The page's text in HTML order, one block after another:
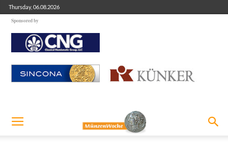
Thursday, 06.08.2026
Sponsored by